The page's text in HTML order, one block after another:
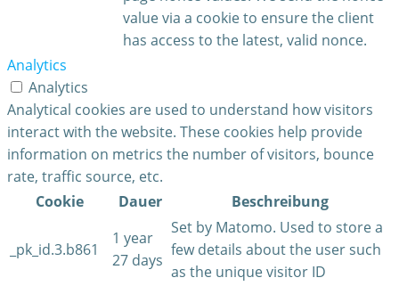
value via a cookie to ensure the client
has access to the latest, valid nonce.
Analytics
Analytics
Analytical cookies are used to understand how visitors
interact with the website. These cookies help provide
information on metrics the number of visitors, bounce
rate, traffic source, etc.
Cookie
Dauer Beschreibung
_pk_id.3.b861
1 year
27 days
Set by Matomo. Used to store a
few details about the user such
as the unique visitor ID